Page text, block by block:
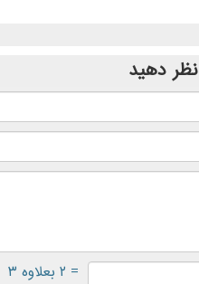
نظر دهید
= ۲ بعلاوه ۳